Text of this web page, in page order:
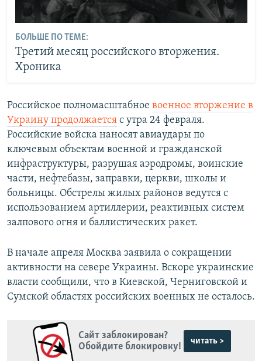
БОЛЬШЕ ПО ТЕМЕ:
Третий месяц российского вторжения.
Хроника
Российское полномасштабное военное вторжение в
Украину продолжается с утра 24 февраля.
Российские войска наносят авиаудары по
ключевым объектам военной и гражданской
инфраструктуры, разрушая аэродромы, воинские
части, нефтебазы, заправки, церкви, школы и
больницы. Обстрелы жилых районов ведутся с
использованием артиллерии, реактивных систем
залпового огня и баллистических ракет.
В начале апреля Москва заявила о сокращении
активности на севере Украины. Вскоре украинские
власти сообщили, что в Киевской, Черниговской и
Сумской областях российских военных не осталось.
Сайт заблокирован?
Обойдите блокировку!
читать >